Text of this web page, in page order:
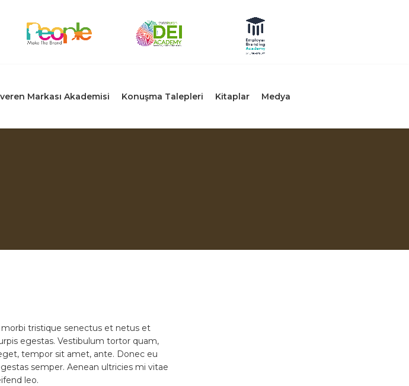
Markası Akademisi Konuşma Talepleri Kitaplar Medya
tristique senectus et netus et
egestas. Vestibulum tortor quam,
tempor sit amet, ante. Donec eu
semper. Aenean ultricies mi vitae
leo.